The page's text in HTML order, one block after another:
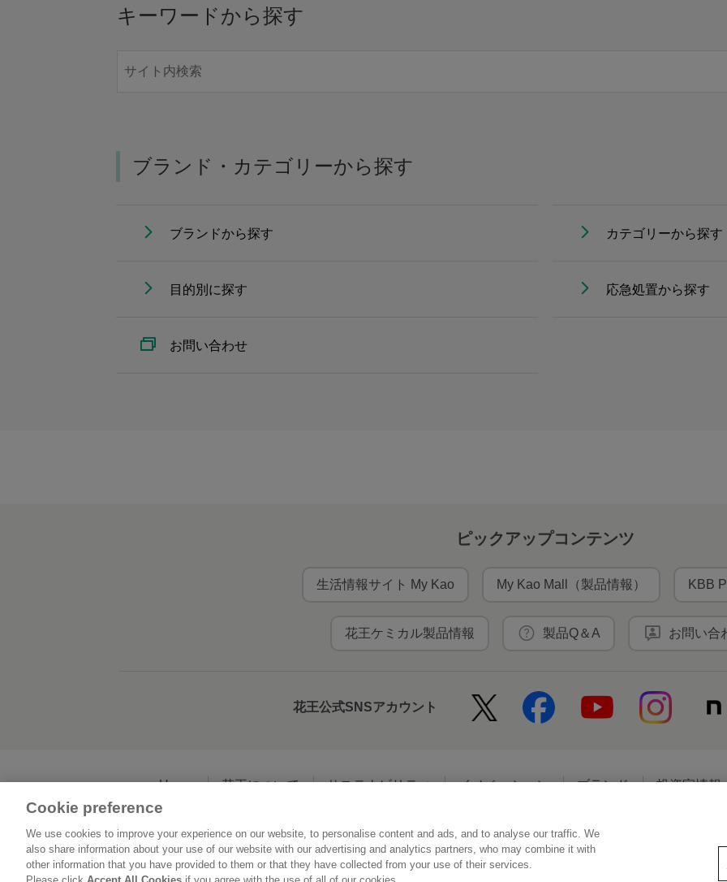
キーワードから探す
ブランド・カテゴリーから探す
ブランドから探す カテゴリーから探す
目的別に探す 応急処置から探す
お問い合わせ
ピックアップコンテンツ
生活情報サイト My Kao My Kao Mall（製品情報） KBB
花王ケミカル製品情報 製品Q＆A お問い合
花王公式SNSアカウント
Home 花王について サステナビリティ イノベーション ブランド 投資家情報
利用規約 花王のアクセシビリティ 個人情報保護方針 利用者情報の外部送信
Cookie preference
We use cookies to improve your experience on our website, to personalise content and ads, and to analyse our traffic. We
also share information about your use of our website with our advertising and analytics partners, who may combine it with
other information that you have provided to them or that they have collected from your use of their services.